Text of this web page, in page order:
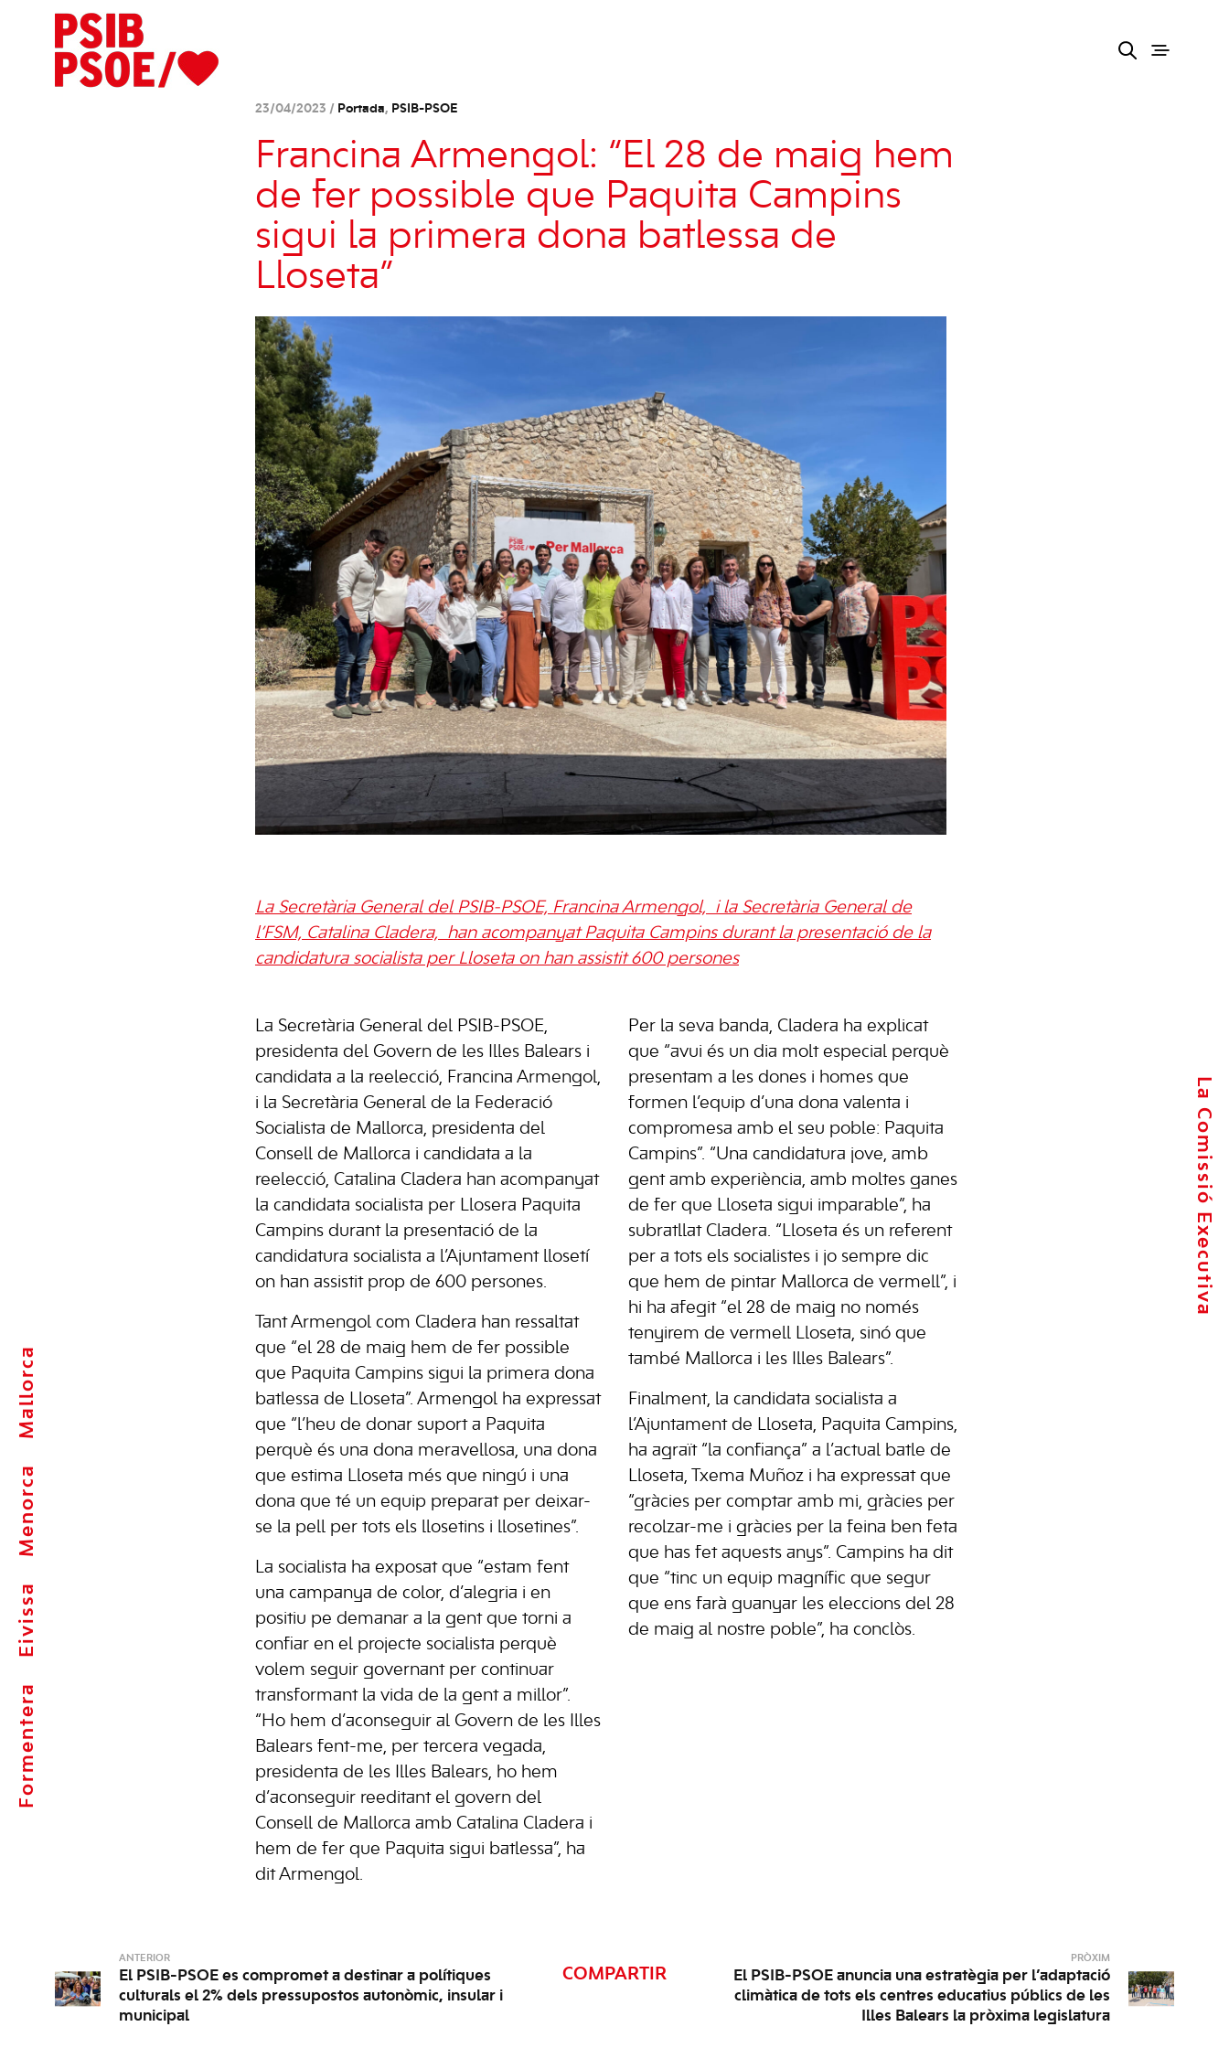
Formentera
Eivissa
Menorca
Mallorca
La Comissió Executiva
23/04/2023 / Portada, PSIB-PSOE
Francina Armengol: “El 28 de maig hem
de fer possible que Paquita Campins
sigui la primera dona batlessa de
Lloseta”
La Secretària General del PSIB-PSOE, Francina Armengol, i la Secretària General de
l’FSM, Catalina Cladera, han acompanyat Paquita Campins durant la presentació de la
candidatura socialista per Lloseta on han assistit 600 persones
La Secretària General del PSIB-PSOE,
presidenta del Govern de les Illes Balears i
candidata a la reelecció, Francina Armengol,
i la Secretària General de la Federació
Socialista de Mallorca, presidenta del
Consell de Mallorca i candidata a la
reelecció, Catalina Cladera han acompanyat
la candidata socialista per Llosera Paquita
Campins durant la presentació de la
candidatura socialista a l’Ajuntament llosetí
on han assistit prop de 600 persones.
Tant Armengol com Cladera han ressaltat
que “el 28 de maig hem de fer possible
que Paquita Campins sigui la primera dona
batlessa de Lloseta”. Armengol ha expressat
que “l’heu de donar suport a Paquita
perquè és una dona meravellosa, una dona
que estima Lloseta més que ningú i una
dona que té un equip preparat per deixar-
se la pell per tots els llosetins i llosetines”.
La socialista ha exposat que “estam fent
una campanya de color, d’alegria i en
positiu pe demanar a la gent que torni a
confiar en el projecte socialista perquè
volem seguir governant per continuar
transformant la vida de la gent a millor”.
“Ho hem d’aconseguir al Govern de les Illes
Balears fent-me, per tercera vegada,
presidenta de les Illes Balears, ho hem
d’aconseguir reeditant el govern del
Consell de Mallorca amb Catalina Cladera i
hem de fer que Paquita sigui batlessa”, ha
dit Armengol.
Per la seva banda, Cladera ha explicat
que “avui és un dia molt especial perquè
presentam a les dones i homes que
formen l’equip d’una dona valenta i
compromesa amb el seu poble: Paquita
Campins”. “Una candidatura jove, amb
gent amb experiència, amb moltes ganes
de fer que Lloseta sigui imparable”, ha
subratllat Cladera. “Lloseta és un referent
per a tots els socialistes i jo sempre dic
que hem de pintar Mallorca de vermell”, i
hi ha afegit “el 28 de maig no només
tenyirem de vermell Lloseta, sinó que
també Mallorca i les Illes Balears”.
Finalment, la candidata socialista a
l’Ajuntament de Lloseta, Paquita Campins,
ha agraït “la confiança” a l’actual batle de
Lloseta, Txema Muñoz i ha expressat que
“gràcies per comptar amb mi, gràcies per
recolzar-me i gràcies per la feina ben feta
que has fet aquests anys”. Campins ha dit
que “tinc un equip magnífic que segur
que ens farà guanyar les eleccions del 28
de maig al nostre poble”, ha conclòs.
ANTERIOR
El PSIB-PSOE es compromet a destinar a polítiques
culturals el 2% dels pressupostos autonòmic, insular i
municipal
COMPARTIR
PRÒXIM
El PSIB-PSOE anuncia una estratègia per l’adaptació
climàtica de tots els centres educatius públics de les
Illes Balears la pròxima legislatura